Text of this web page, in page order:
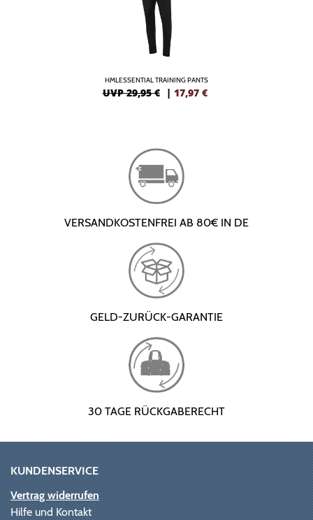
HMLESSENTIAL TRAINING PANTS
UVP 29,95 € | 17,97 €
VERSANDKOSTENFREI AB 80€ IN DE
GELD-ZURÜCK-GARANTIE
30 TAGE RÜCKGABERECHT
KUNDENSERVICE
Vertrag widerrufen
Hilfe und Kontakt